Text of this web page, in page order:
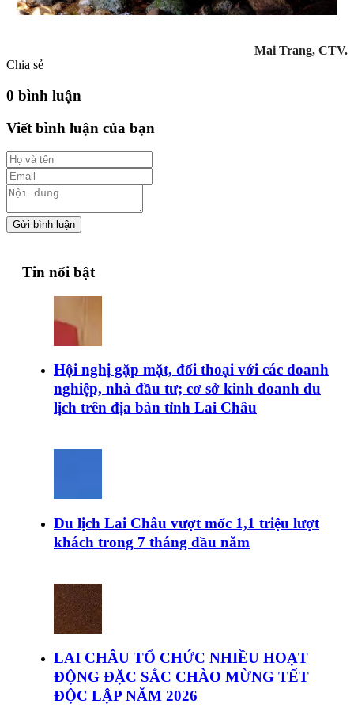
Mai Trang, CTV.
Chia sẻ
0 bình luận
Viết bình luận của bạn
Gửi bình luận
Tin nổi bật
Hội nghị gặp mặt, đối thoại với các doanh
nghiệp, nhà đầu tư; cơ sở kinh doanh du
lịch trên địa bàn tỉnh Lai Châu
Du lịch Lai Châu vượt mốc 1,1 triệu lượt
khách trong 7 tháng đầu năm
LAI CHÂU TỔ CHỨC NHIỀU HOẠT
ĐỘNG ĐẶC SẮC CHÀO MỪNG TẾT
ĐỘC LẬP NĂM 2026